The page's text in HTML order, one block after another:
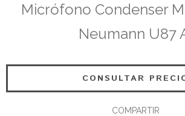
Micrófono Condenser
Neumann U87
COMPARTIR